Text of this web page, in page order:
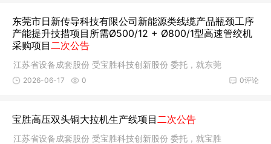
东莞市日新传导科技有限公司新能源类线缆产品瓶颈工序
产能提升技措项目所需Ø500/12 + Ø800/1型高速管绞机
采购项目二次公告
江苏省设备成套股份 受宝胜科技创新股份 委托，就东莞
0评论
2026-06-17 0
宝胜高压双头铜大拉机生产线项目二次公告
江苏省设备成套股份 受宝胜科技创新股份 委托，就宝胜